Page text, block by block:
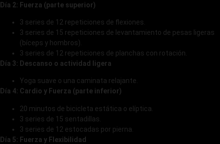
Día 2: Fuerza (parte superior)
3 series de 12 repeticiones de flexiones.
3 series de 15 repeticiones de levantamiento de pesas ligeras
(bíceps y hombros).
3 series de 12 repeticiones de planchas con rotación.
Día 3: Descanso o actividad ligera
Yoga suave o una caminata relajante.
Día 4: Cardio y Fuerza (parte inferior)
20 minutos de bicicleta estática o elíptica.
3 series de 15 sentadillas.
3 series de 12 estocadas por pierna.
Día 5: Fuerza y Flexibilidad